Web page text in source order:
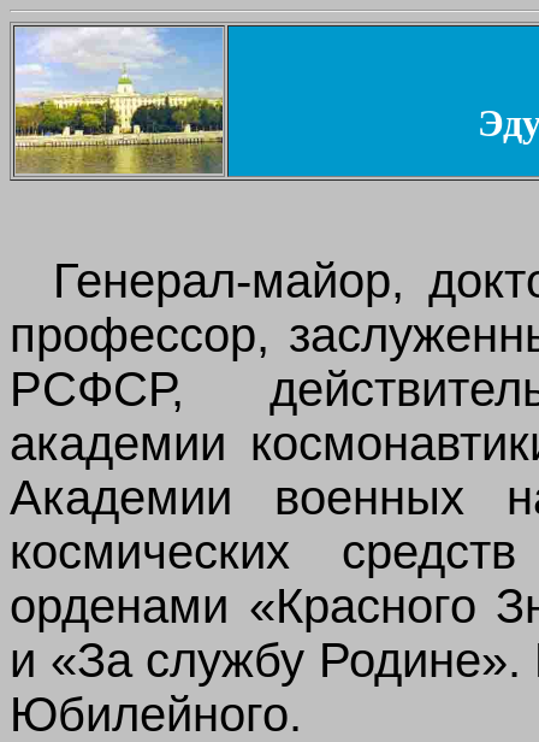
Генерал-майор,
профессор,
РСФСР,
академии
Академии военных
космических
орденами «Красного
и «За службу
Юбилейного.